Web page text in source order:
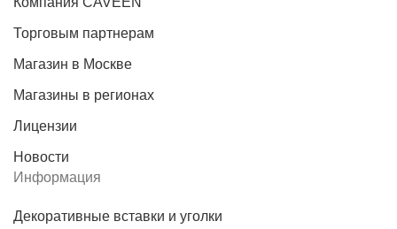
Торговым партнерам
Магазин в Москве
Магазины в регионах
Лицензии
Новости
Информация
Декоративные вставки и уголки